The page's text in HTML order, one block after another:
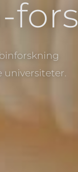
universiteter.